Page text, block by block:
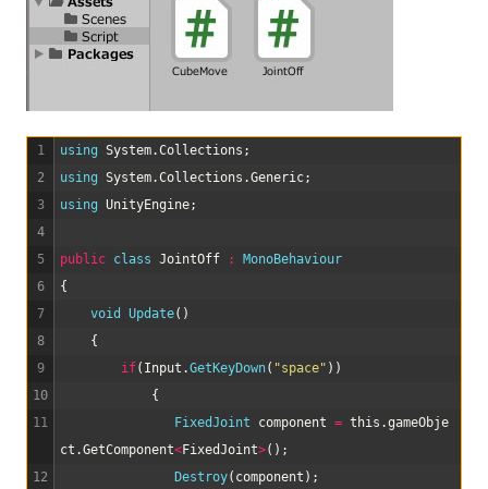
1
2
3
4
5
6
7
8
9
10
11
12
using System.Collections ;
using System.Collections .Generic;
using UnityEngine;
public class JointOff :
MonoBehaviour
{
void
Update( )
{
if( Input .GetKeyDown( "space" ) )
{
FixedJoint component = this .gameObje
ct .GetComponent<FixedJoint>( ) ;
Destroy( component ) ;